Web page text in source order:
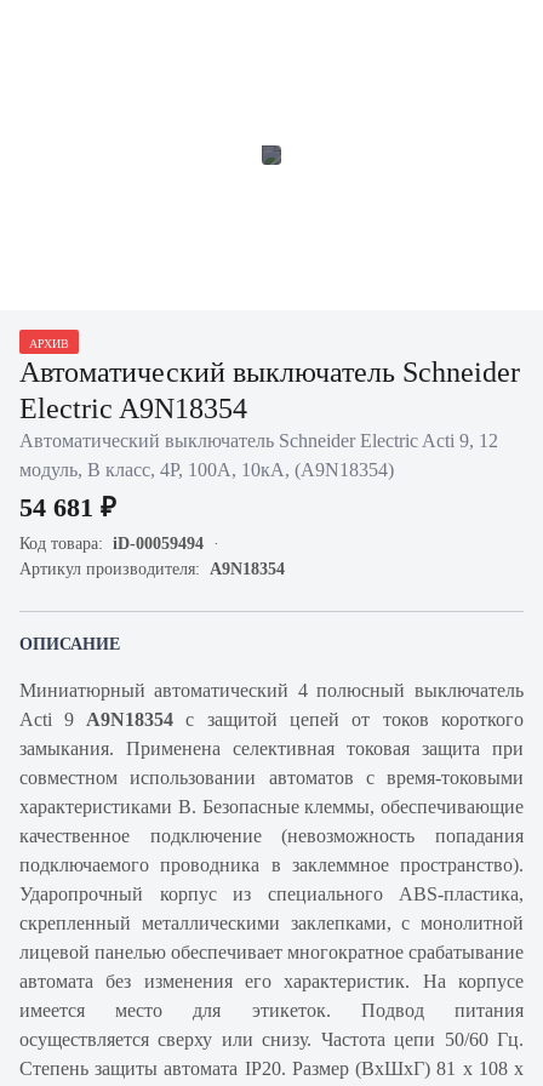
АРХИВ
Автоматический выключатель Schneider
Electric A9N18354
Автоматический выключатель Schneider Electric Acti 9, 12
модуль, B класс, 4P, 100А, 10кА, (A9N18354)
54 681 ₽
Код товара: iD-00059494
Артикул производителя: A9N18354
ОПИСАНИЕ
Миниатюрный автоматический 4 полюсный выключатель
Acti 9 A9N18354 с защитой цепей от токов короткого
замыкания. Применена селективная токовая защита при
совместном использовании автоматов с время-токовыми
характеристиками В. Безопасные клеммы, обеспечивающие
качественное подключение (невозможность попадания
подключаемого проводника в заклеммное пространство).
Ударопрочный корпус из специального ABS-пластика,
скрепленный металлическими заклепками, с монолитной
лицевой панелью обеспечивает многократное срабатывание
автомата без изменения его характеристик. На корпусе
имеется место для этикеток. Подвод питания
осуществляется сверху или снизу. Частота цепи 50/60 Гц.
Степень защиты автомата IP20. Размер (ВхШхГ) 81 х 108 х